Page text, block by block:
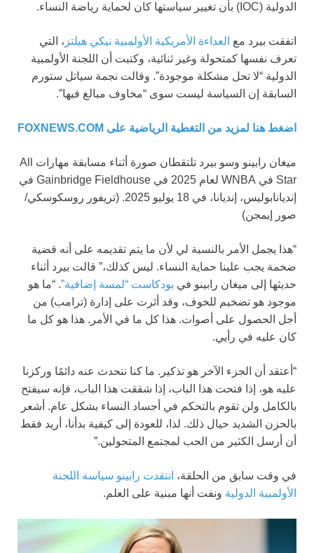
الدولية (IOC) بأن تغيير سياستها كان لحماية رياضة النساء.
اتفقت بيرد مع العداءة الأمريكية الأولمبية نيكي هيلتز ، التي
تعرف نفسها كمتحولة وغير ثنائية، وكتبت أن اللجنة الأولمبية
الدولية “لا تحل مشكلة موجودة”. وقالت نجمة سياتل ستورم
السابقة إن السياسة ليست سوى “مخاوف مبالغ فيها”.
اضغط هنا لمزيد من التغطية الرياضية على FOXNEWS.COM
ميغان رابينو وسو بيرد تلتقطان صورة أثناء مسابقة مهارات All
Star في WNBA لعام 2025 في Gainbridge Fieldhouse في
إنديانابوليس، إنديانا، في 18 يوليو 2025.
(تريفور روسكوسكي/
صور إيمجن)
“هذا يجمل الأمر بالنسبة لي لأن ما يتم تقديمه على أنه قضية
ضخمة يجب علينا حماية النساء. ليس كذلك،” قالت بيرد أثناء
حديثها إلى ميغان رابينو في بودكاست “لمسة إضافية”. “ما هو
موجود هو تضخيم للخوف، وقد أثرت على إدارة (ترامب) من
أجل الحصول على أصوات. هذا كل ما في الأمر. هذا هو كل ما
كان عليه في رأيي.
“أعتقد أن الجزء الآخر هو تذكير. ما كنا نتحدث عنه دائمًا وركزنا
عليه هو، إذا فتحت هذا الباب، إذا شققت هذا الباب، فإنه سيفتح
بالكامل ولن تقوم بالتحكم في أجساد النساء بشكل عام. أشعر
بالحزن الشديد حيال ذلك. لذا، للعودة إلى كيفية بدأنا، أريد فقط
أن أرسل الكثير من الحب لمجتمع المتحولين.”
في وقت سابق من الحلقة، انتقدت رابينو سياسة اللجنة
الأولمبية الدولية ونفت أنها مبنية على العلم.